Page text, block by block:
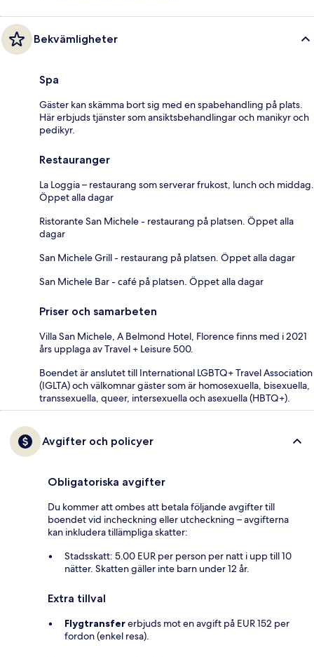
Bekvämligheter
Spa
Gäster kan skämma bort sig med en spabehandling på plats.
Här erbjuds tjänster som ansiktsbehandlingar och manikyr och
pedikyr.
Restauranger
La Loggia – restaurang som serverar frukost, lunch och middag.
Öppet alla dagar
Ristorante San Michele - restaurang på platsen. Öppet alla
dagar
San Michele Grill - restaurang på platsen. Öppet alla dagar
San Michele Bar - café på platsen. Öppet alla dagar
Priser och samarbeten
Villa San Michele, A Belmond Hotel, Florence finns med i 2021
års upplaga av Travel + Leisure 500.
Boendet är anslutet till International LGBTQ+ Travel Association
(IGLTA) och välkomnar gäster som är homosexuella, bisexuella,
transsexuella, queer, intersexuella och asexuella (HBTQ+).
Avgifter och policyer
Obligatoriska avgifter
Du kommer att ombes att betala följande avgifter till
boendet vid incheckning eller utcheckning – avgifterna
kan inkludera tillämpliga skatter:
Stadsskatt: 5.00 EUR per person per natt i upp till 10
nätter. Skatten gäller inte barn under 12 år.
Extra tillval
Flygtransfererbjuds mot en avgift på EUR 152 per
fordon (enkel resa).